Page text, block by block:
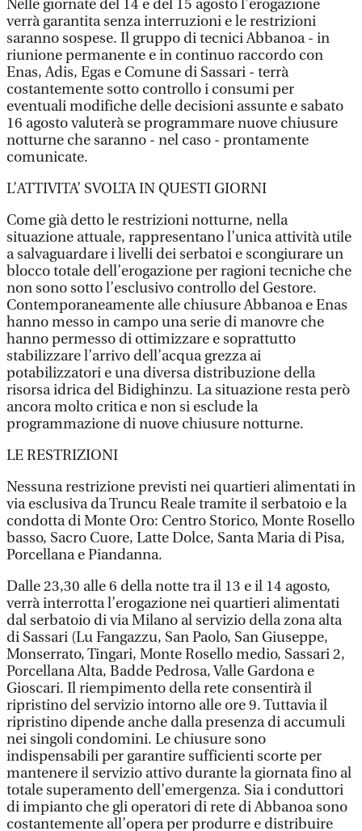
Nelle giornate del 14 e del 15 agosto l’erogazione
verrà garantita senza interruzioni e le restrizioni
saranno sospese. Il gruppo di tecnici Abbanoa - in
riunione permanente e in continuo raccordo con
Enas, Adis, Egas e Comune di Sassari - terrà
costantemente sotto controllo i consumi per
eventuali modifiche delle decisioni assunte e sabato
16 agosto valuterà se programmare nuove chiusure
notturne che saranno - nel caso - prontamente
comunicate.
L’ATTIVITA’ SVOLTA IN QUESTI GIORNI
Come già detto le restrizioni notturne, nella
situazione attuale, rappresentano l’unica attività utile
a salvaguardare i livelli dei serbatoi e scongiurare un
blocco totale dell’erogazione per ragioni tecniche che
non sono sotto l’esclusivo controllo del Gestore.
Contemporaneamente alle chiusure Abbanoa e Enas
hanno messo in campo una serie di manovre che
hanno permesso di ottimizzare e soprattutto
stabilizzare l’arrivo dell’acqua grezza ai
potabilizzatori e una diversa distribuzione della
risorsa idrica del Bidighinzu. La situazione resta però
ancora molto critica e non si esclude la
programmazione di nuove chiusure notturne.
LE RESTRIZIONI
Nessuna restrizione previsti nei quartieri alimentati in
via esclusiva da Truncu Reale tramite il serbatoio e la
condotta di Monte Oro: Centro Storico, Monte Rosello
basso, Sacro Cuore, Latte Dolce, Santa Maria di Pisa,
Porcellana e Piandanna.
Dalle 23,30 alle 6 della notte tra il 13 e il 14 agosto,
verrà interrotta l’erogazione nei quartieri alimentati
dal serbatoio di via Milano al servizio della zona alta
di Sassari (Lu Fangazzu, San Paolo, San Giuseppe,
Monserrato, Tingari, Monte Rosello medio, Sassari 2,
Porcellana Alta, Badde Pedrosa, Valle Gardona e
Gioscari. Il riempimento della rete consentirà il
ripristino del servizio intorno alle ore 9. Tuttavia il
ripristino dipende anche dalla presenza di accumuli
nei singoli condomini. Le chiusure sono
indispensabili per garantire sufficienti scorte per
mantenere il servizio attivo durante la giornata fino al
totale superamento dell’emergenza. Sia i conduttori
di impianto che gli operatori di rete di Abbanoa sono
costantemente all’opera per produrre e distribuire